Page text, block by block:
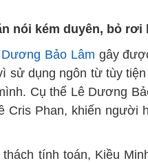
nói kém duyên, bỏ rơi
Dương Bảo Lâm gây
sử dụng ngôn từ tùy
Cụ thể Lê Dương
Cris Phan, khiến người
tính toán, Kiều